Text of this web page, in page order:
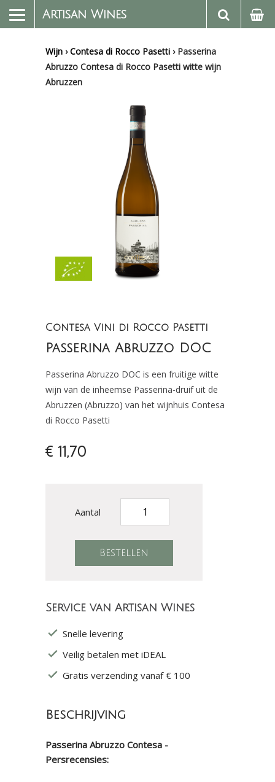
Artisan Wines
Wijn ›Contesa di Rocco Pasetti › Passerina
Abruzzo Contesa di Rocco Pasetti witte wijn
Abruzzen
Contesa Vini di Rocco Pasetti
Passerina Abruzzo DOC
Passerina Abruzzo DOC is een fruitige witte
wijn van de inheemse Passerina-druif uit de
Abruzzen (Abruzzo) van het wijnhuis Contesa
di Rocco Pasetti
€ 11,70
Aantal
Service van Artisan Wines
Snelle levering
Veilig betalen met iDEAL
Gratis verzending vanaf € 100
Beschrijving
Passerina Abruzzo Contesa -
Persrecensies: